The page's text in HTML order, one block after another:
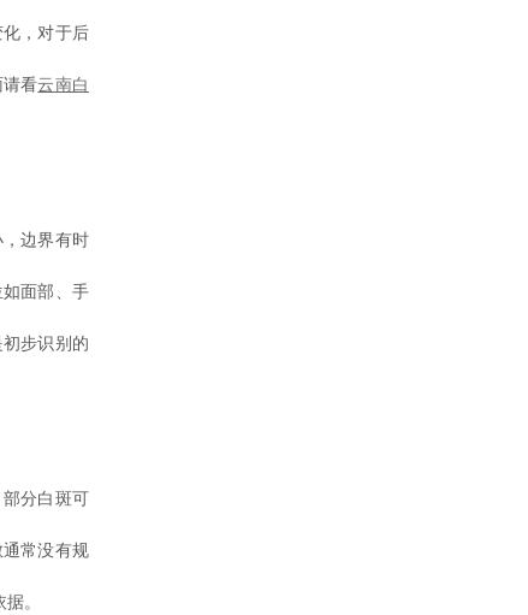
，对于后
请看云南白
边界有时
面部、手
步识别的
分白斑可
常没有规
。